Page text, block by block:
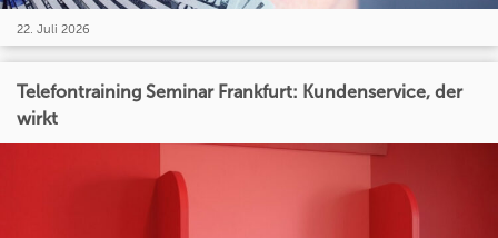
22. Juli 2026
Telefontraining Seminar Frankfurt: Kundenservice, der
wirkt